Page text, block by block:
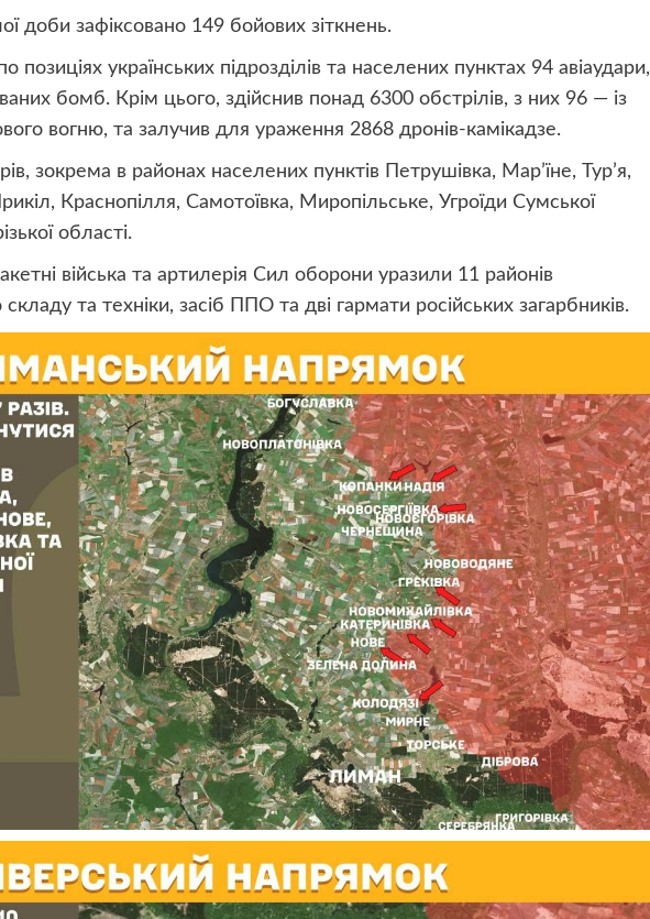
доби зафіксовано 149 бойових зіткнень.
позиціях українських підрозділів та населених пунктах 94 авіаудари,
бомб. Крім цього, здійснив понад 6300 обстрілів, з них 96 — із
вогню, та залучив для ураження 2868 дронів-камікадзе.
зокрема в районах населених пунктів Петрушівка, Мар’їне, Тур’я,
Краснопілля, Самотоївка, Миропільське, Угроїди Сумської
області.
війська та артилерія Сил оборони уразили 11 районів
та техніки, засіб ППО та дві гармати російських загарбників.